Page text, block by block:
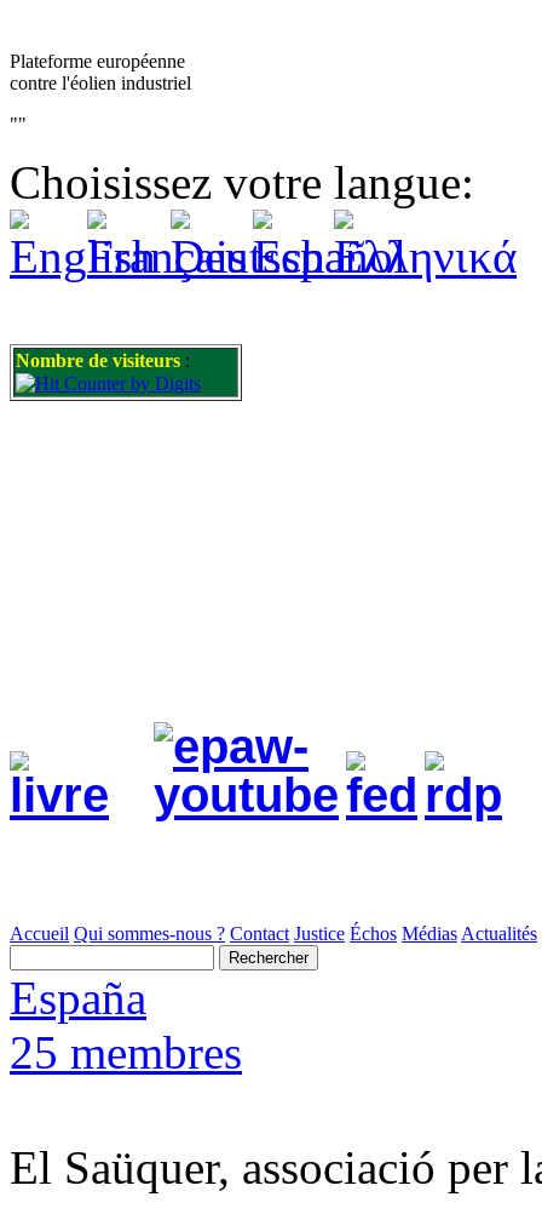
Plateforme européenne
contre l'éolien industriel
""
Choisissez votre langue:
Nombre de visiteurs :
Accueil Qui sommes-nous ? Contact Justice Échos Médias Actualités
España
25 membres
El Saüquer, associació per